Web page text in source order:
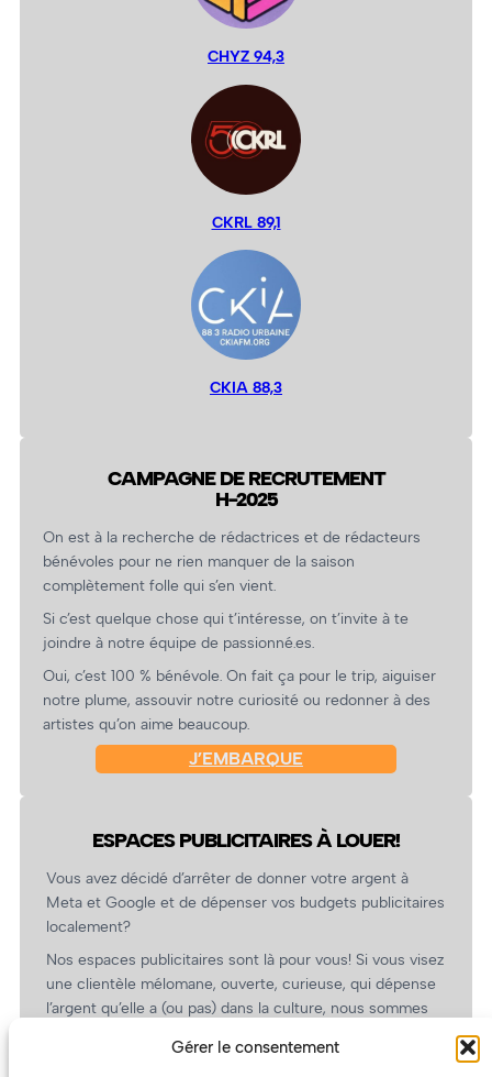
Gérer le consentement
CHYZ 94,3
CKRL 89,1
CKIA 88,3
CAMPAGNE DE RECRUTEMENT
H-2025
On est à la recherche de rédactrices et de rédacteurs
bénévoles pour ne rien manquer de la saison
complètement folle qui s’en vient.
Si c’est quelque chose qui t’intéresse, on t’invite à te
joindre à notre équipe de passionné.es.
Oui, c’est 100 % bénévole. On fait ça pour le trip, aiguiser
notre plume, assouvir notre curiosité ou redonner à des
artistes qu’on aime beaucoup.
J’EMBARQUE
ESPACES PUBLICITAIRES À LOUER!
Vous avez décidé d’arrêter de donner votre argent à
Meta et Google et de dépenser vos budgets publicitaires
localement?
Nos espaces publicitaires sont là pour vous! Si vous visez
une clientèle mélomane, ouverte, curieuse, qui dépense
l’argent qu’elle a (ou pas) dans la culture, nous sommes